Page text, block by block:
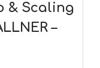
& Scaling
–